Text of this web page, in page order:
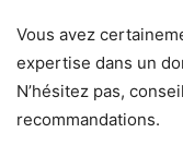
Vous avez
expertise dans un
N’hésitez pas,
recommandations.